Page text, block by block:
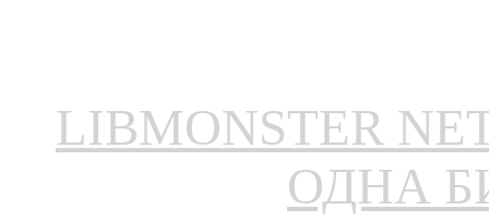
LIBMONSTER
ОДНА